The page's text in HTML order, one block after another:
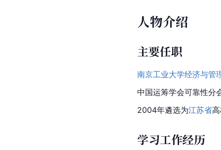
人物介绍
主要任职
南京工业大学经济与管
中国运筹学会可靠性分
2004年遴选为江苏省
学习工作经历